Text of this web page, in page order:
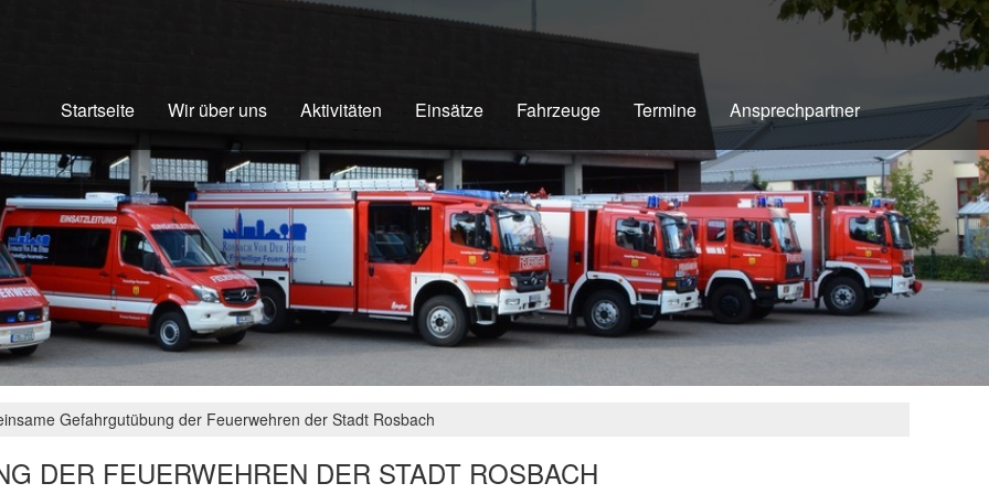
Startseite Wir über uns Aktivitäten Einsätze Fahrzeuge Termine Ansprechpartner
Gefahrgutübung der Feuerwehren der Stadt Rosbach
DER FEUERWEHREN DER STADT ROSBACH